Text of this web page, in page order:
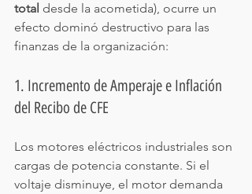
total desde la acometida), ocurre un
efecto dominó destructivo para las
finanzas de la organización:
1. Incremento de Amperaje e Inflación
del Recibo de CFE
Los motores eléctricos industriales son
cargas de potencia constante. Si el
voltaje disminuye, el motor demanda